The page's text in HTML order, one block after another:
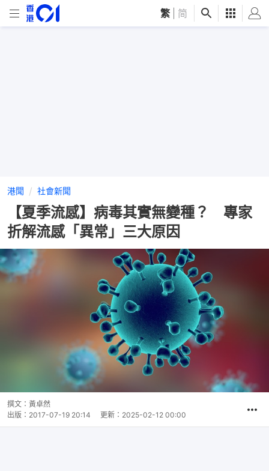
繁 简
港聞 社會新聞
【夏季流感】病毒其實無變種？ 專家
折解流感「異常」三大原因
撰文： 黃卓然
出版： 2017-07-19 20:14 更新： 2025-02-12 00:00